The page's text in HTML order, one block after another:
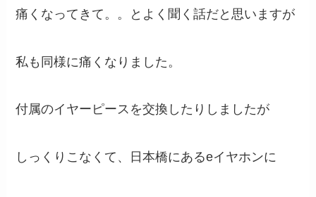
痛くなってきて。。とよく聞く話だと思いますが
私も同様に痛くなりました。
付属のイヤーピースを交換したりしましたが
しっくりこなくて、日本橋にあるeイヤホンに